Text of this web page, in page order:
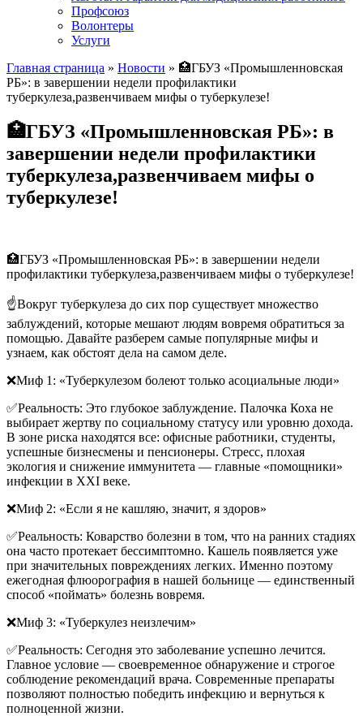
Профсоюз
Волонтеры
Услуги
Главная страница » Новости » 🏥ГБУЗ «Промышленновская
РБ»: в завершении недели профилактики
туберкулеза,развенчиваем мифы о туберкулезе!
🏥ГБУЗ «Промышленновская РБ»: в
завершении недели профилактики
туберкулеза,развенчиваем мифы о
туберкулезе!
🏥ГБУЗ «Промышленновская РБ»: в завершении недели
профилактики туберкулеза,развенчиваем мифы о туберкулезе!
☝️Вокруг туберкулеза до сих пор существует множество
заблуждений, которые мешают людям вовремя обратиться за
помощью. Давайте разберем самые популярные мифы и
узнаем, как обстоят дела на самом деле.
❌Миф 1: «Туберкулезом болеют только асоциальные люди»
✅Реальность: Это глубокое заблуждение. Палочка Коха не
выбирает жертву по социальному статусу или уровню дохода.
В зоне риска находятся все: офисные работники, студенты,
успешные бизнесмены и пенсионеры. Стресс, плохая
экология и снижение иммунитета — главные «помощники»
инфекции в XXI веке.
❌Миф 2: «Если я не кашляю, значит, я здоров»
✅Реальность: Коварство болезни в том, что на ранних стадиях
она часто протекает бессимптомно. Кашель появляется уже
при значительных повреждениях легких. Именно поэтому
ежегодная флюорография в нашей больнице — единственный
способ «поймать» болезнь вовремя.
❌Миф 3: «Туберкулез неизлечим»
✅Реальность: Сегодня это заболевание успешно лечится.
Главное условие — своевременное обнаружение и строгое
соблюдение рекомендаций врача. Современные препараты
позволяют полностью победить инфекцию и вернуться к
полноценной жизни.